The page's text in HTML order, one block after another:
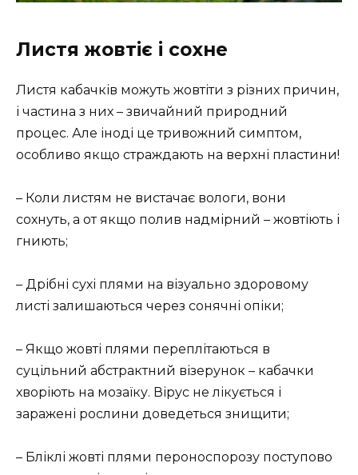
Листя жовтіє і сохне
Листя кабачків можуть жовтіти з різних причин,
і частина з них – звичайний природний
процес. Але іноді це тривожний симптом,
особливо якщо страждають на верхні пластини!
– Коли листям не вистачає вологи, вони
сохнуть, а от якщо полив надмірний – жовтіють і
гниють;
– Дрібні сухі плями на візуально здоровому
листі залишаються через сонячні опіки;
– Якщо жовті плями переплітаються в
суцільний абстрактний візерунок – кабачки
хворіють на мозаїку. Вірус не лікується і
заражені рослини доведеться знищити;
– Бліклі жовті плями пероноспорозу поступово